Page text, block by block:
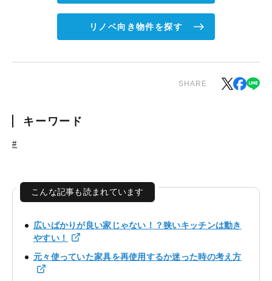
リノベ向き物件を探す
SHARE
キーワード
#
こんな記事も読まれています
広いばかりが良い家じゃない！？狭いキッチンは動き
やすい！
元々使っていた家具を再使用するか迷った時の考え方